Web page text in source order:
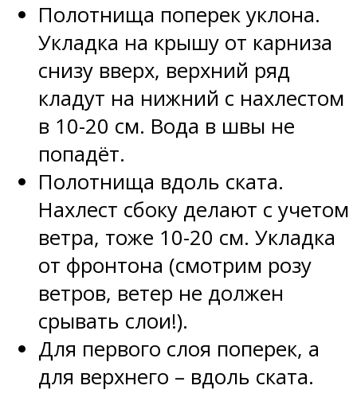
Полотнища поперек уклона.
Укладка на крышу от карниза
снизу вверх, верхний ряд
кладут на нижний с нахлестом
в 10-20 см. Вода в швы не
попадёт.
Полотнища вдоль ската.
Нахлест сбоку делают с учетом
ветра, тоже 10-20 см. Укладка
от фронтона (смотрим розу
ветров, ветер не должен
срывать слои!).
Для первого слоя поперек, а
для верхнего – вдоль ската.